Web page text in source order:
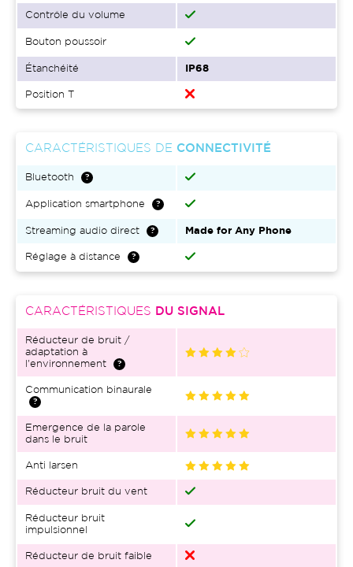
Contrôle du volume
Bouton poussoir
Étanchéité IP68
Position T
CARACTÉRISTIQUES DE CONNECTIVITÉ
Bluetooth
Application smartphone
Streaming audio direct Made for Any Phone
Réglage à distance
CARACTÉRISTIQUES DU SIGNAL
Réducteur de bruit /
adaptation à
l'environnement
Communication binaurale
Emergence de la parole
dans le bruit
Anti larsen
Réducteur bruit du vent
Réducteur bruit
impulsionnel
Réducteur de bruit faible